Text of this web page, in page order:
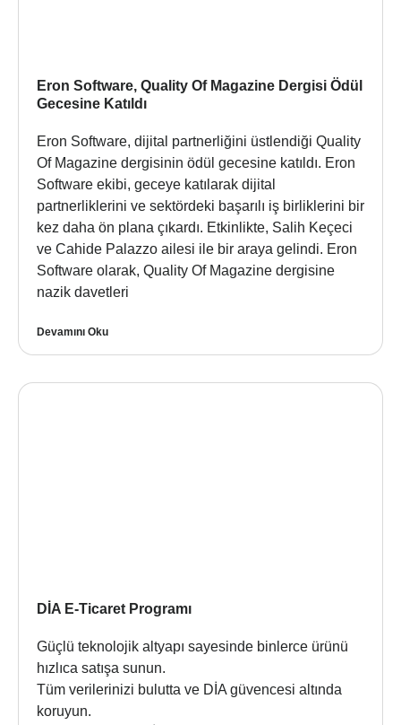
Eron Software, Quality Of Magazine Dergisi Ödül
Gecesine Katıldı
Eron Software, dijital partnerliğini üstlendiği Quality
Of Magazine dergisinin ödül gecesine katıldı. Eron
Software ekibi, geceye katılarak dijital
partnerliklerini ve sektördeki başarılı iş birliklerini bir
kez daha ön plana çıkardı. Etkinlikte, Salih Keçeci
ve Cahide Palazzo ailesi ile bir araya gelindi. Eron
Software olarak, Quality Of Magazine dergisine
nazik davetleri
Devamını Oku
DİA E-Ticaret Programı
Güçlü teknolojik altyapı sayesinde binlerce ürünü
hızlıca satışa sunun.
Tüm verilerinizi bulutta ve DİA güvencesi altında
koruyun.